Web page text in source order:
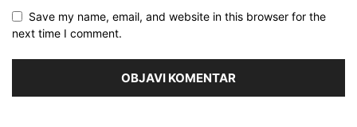
Save my name, email, and website in this browser for the
next time I comment.